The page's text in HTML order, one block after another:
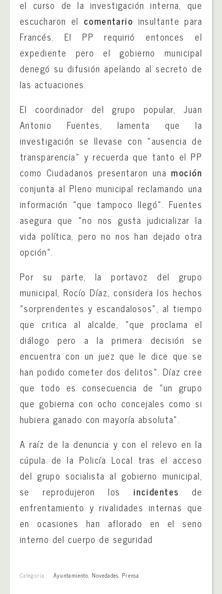
el curso de la investigación interna, que
escucharon el comentario insultante para
Francés. El PP requirió entonces el
expediente pero el gobierno municipal
denegó su difusión apelando al secreto de
las actuaciones.
El coordinador del grupo popular, Juan
Antonio Fuentes, lamenta que la
investigación se llevase con «ausencia de
transparencia» y recuerda que tanto el PP
como Ciudadanos presentaron una moción
conjunta al Pleno municipal reclamando una
información «que tampoco llegó». Fuentes
asegura que «no nos gusta judicializar la
vida política, pero no nos han dejado otra
opción».
Por su parte, la portavoz del grupo
municipal, Rocío Díaz, considera los hechos
«sorprendentes y escandalosos», al tiempo
que critica al alcalde, «que proclama el
diálogo pero a la primera decisión se
encuentra con un juez que le dice que se
han podido cometer dos delitos». Díaz cree
que todo es consecuencia de «un grupo
que gobierna con ocho concejales como si
hubiera ganado con mayoría absoluta».
A raíz de la denuncia y con el relevo en la
cúpula de la Policía Local tras el acceso
del grupo socialista al gobierno municipal,
se reprodujeron los incidentesde
enfrentamiento y rivalidades internas que
en ocasiones han aflorado en el seno
interno del cuerpo de seguridad
Categoría: Ayuntamiento, Novedades, Prensa